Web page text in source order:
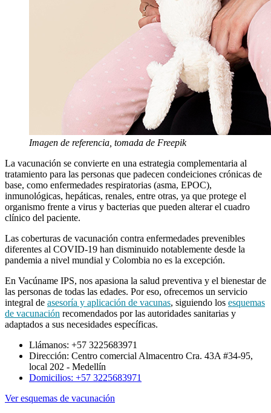
Imagen de referencia, tomada de Freepik
La vacunación se convierte en una estrategia complementaria al
tratamiento para las personas que padecen condeiciones crónicas de
base, como enfermedades respiratorias (asma, EPOC),
inmunológicas, hepáticas, renales, entre otras, ya que protege el
organismo frente a virus y bacterias que pueden alterar el cuadro
clínico del paciente.
Las coberturas de vacunación contra enfermedades prevenibles
diferentes al COVID-19 han disminuido notablemente desde la
pandemia a nivel mundial y Colombia no es la excepción.
En Vacúname IPS, nos apasiona la salud preventiva y el bienestar de
las personas de todas las edades. Por eso, ofrecemos un servicio
integral de asesoría y aplicación de vacunas, siguiendo los esquemas
de vacunación recomendados por las autoridades sanitarias y
adaptados a sus necesidades específicas.
Llámanos: +57 3225683971
Dirección: Centro comercial Almacentro Cra. 43A #34-95,
local 202 - Medellín
Domicilios: +57 3225683971
Ver esquemas de vacunación